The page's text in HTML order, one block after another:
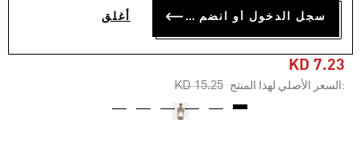
سجل الدخول أو انضم الآن أغلق
تيشيرت ADIDAS X FORTNITE
GRADIENT
KD 7.23
:السعر الأصلي لهذا المنتج Price reduced from
KD 15.25
to